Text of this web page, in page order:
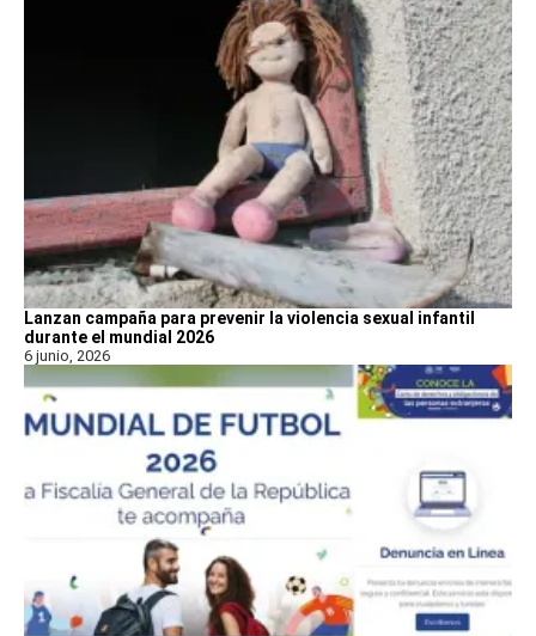
Lanzan campaña para prevenir la violencia sexual infantil
durante el mundial 2026
6 junio, 2026